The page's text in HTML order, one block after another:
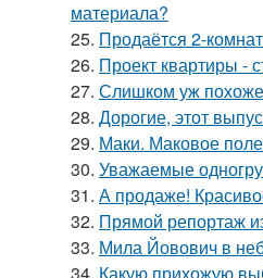
материала?
25. Продаётся 2-
26. Проект квартиры -
27. Слишком уж
28. Дорогие, этот
29. Маки. Маковое
30. Уважаемые
31. А продаже!
32. Прямой репортаж
33. Мила Йовович в